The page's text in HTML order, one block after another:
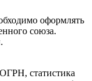
оформлять
союза.
статистика